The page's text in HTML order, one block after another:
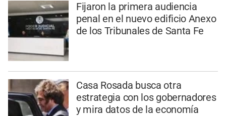
Fijaron la primera audiencia
penal en el nuevo edificio Anexo
de los Tribunales de Santa Fe
Casa Rosada busca otra
estrategia con los gobernadores
y mira datos de la economía